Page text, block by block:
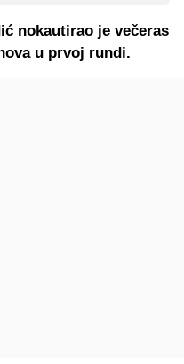
nokautirao je večeras
u prvoj rundi.